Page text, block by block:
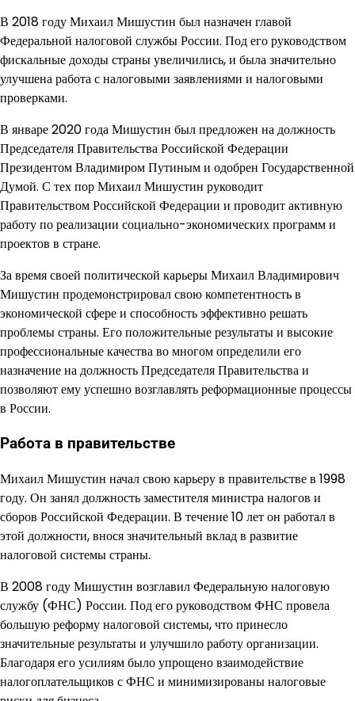
В 2018 году Михаил Мишустин был назначен главой
Федеральной налоговой службы России. Под его руководством
фискальные доходы страны увеличились, и была значительно
улучшена работа с налоговыми заявлениями и налоговыми
проверками.
В январе 2020 года Мишустин был предложен на должность
Председателя Правительства Российской Федерации
Президентом Владимиром Путиным и одобрен Государственной
Думой. С тех пор Михаил Мишустин руководит
Правительством Российской Федерации и проводит активную
работу по реализации социально-экономических программ и
проектов в стране.
За время своей политической карьеры Михаил Владимирович
Мишустин продемонстрировал свою компетентность в
экономической сфере и способность эффективно решать
проблемы страны. Его положительные результаты и высокие
профессиональные качества во многом определили его
назначение на должность Председателя Правительства и
позволяют ему успешно возглавлять реформационные процессы
в России.
Работа в правительстве
Михаил Мишустин начал свою карьеру в правительстве в 1998
году. Он занял должность заместителя министра налогов и
сборов Российской Федерации. В течение 10 лет он работал в
этой должности, внося значительный вклад в развитие
налоговой системы страны.
В 2008 году Мишустин возглавил Федеральную налоговую
службу (ФНС) России. Под его руководством ФНС провела
большую реформу налоговой системы, что принесло
значительные результаты и улучшило работу организации.
Благодаря его усилиям было упрощено взаимодействие
налогоплательщиков с ФНС и минимизированы налоговые